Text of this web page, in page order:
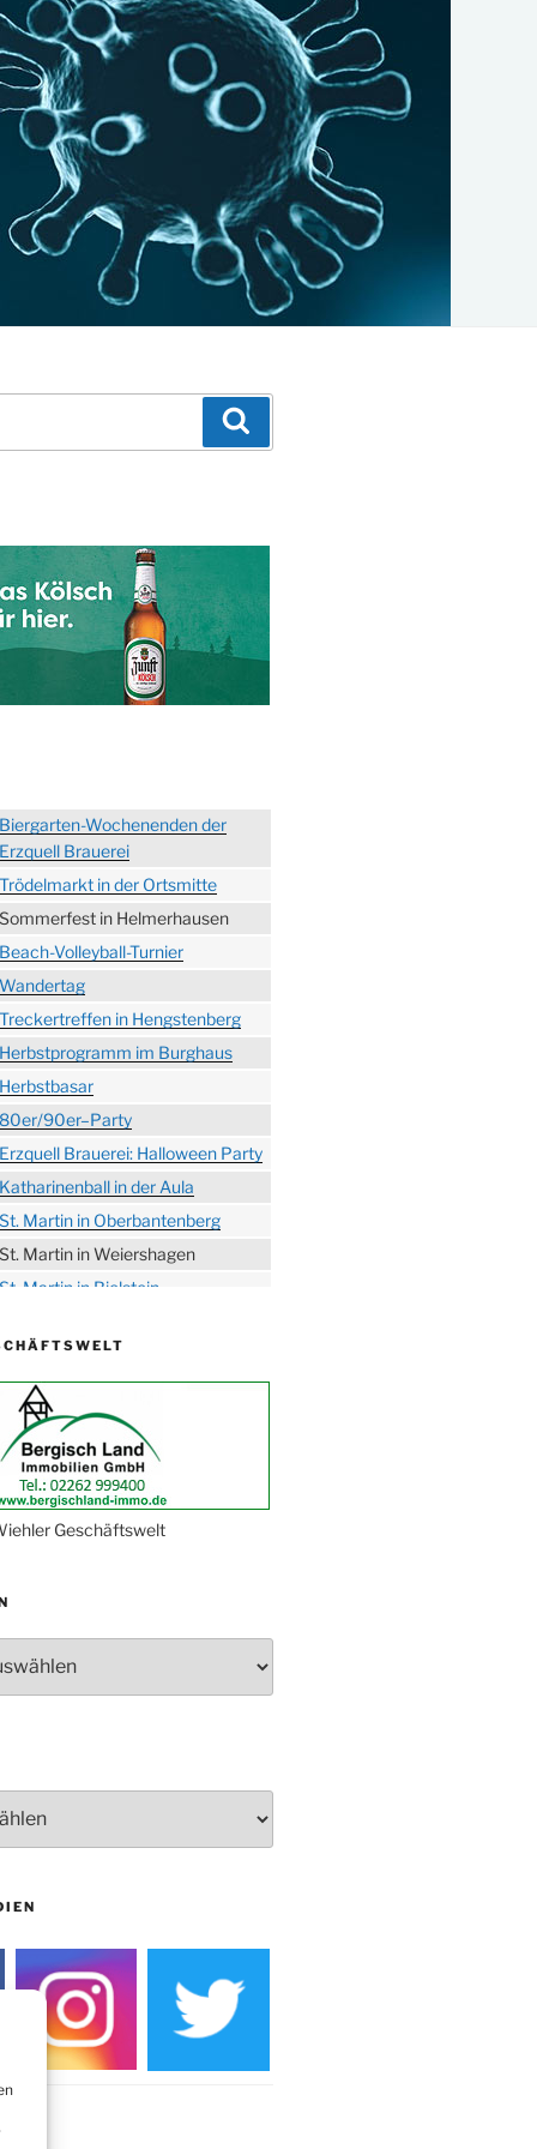
Wochenenden der
Brauerei
in der Ortsmitte
in Helmerhausen
Volleyball-Turnier
in Hengstenberg
im Burghaus
90er–Party
Brauerei: Halloween Party
in der Aula
Martin in Oberbantenberg
Martin in Weiershagen
Martin in Bielstein
der Tollitäten
Bielsteiner Männerchor
am Ehrenmal
an der
Kirche
Frauenchor
im Ev. Gemeindehaus
Burghaus
rund um die
Geschäftswelt